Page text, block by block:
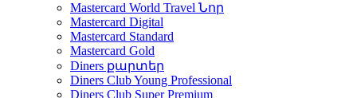
Mastercard World Travel Նոր
Mastercard Digital
Mastercard Standard
Mastercard Gold
Diners քարտեր
Diners Club Young Professional
Diners Club Super Premium